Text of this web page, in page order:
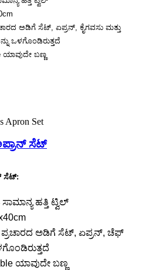
ಅಡಿಗೆ ಸೆಟ್, ಏಪ್ರನ್, ಕೈಗವಸು ಮತ್ತು
ಒಳಗೊಂಡಿರುತ್ತದೆ
ಯಾವುದೇ ಬಣ್ಣ
ಸೆಟ್
ಸೆಟ್:
ಸಾಮಾನ್ಯ ಹತ್ತಿ ಟ್ವಿಲ್
ಅಡಿಗೆ ಸೆಟ್, ಏಪ್ರನ್, ಚೆಫ್
ಯಾವುದೇ ಬಣ್ಣ